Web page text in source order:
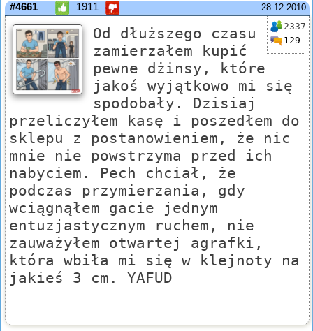
28.12.2010
#4661 1911
2337
129
Od dłuższego czasu
zamierzałem kupić
pewne dżinsy, które
jakoś wyjątkowo mi się
spodobały. Dzisiaj
przeliczyłem kasę i poszedłem do
sklepu z postanowieniem, że nic
mnie nie powstrzyma przed ich
nabyciem. Pech chciał, że
podczas przymierzania, gdy
wciągnąłem gacie jednym
entuzjastycznym ruchem, nie
zauważyłem otwartej agrafki,
która wbiła mi się w klejnoty na
jakieś 3 cm. YAFUD